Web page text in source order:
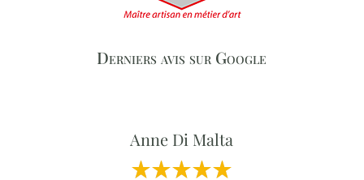
Derniers avis sur Google
Anne Di Malta